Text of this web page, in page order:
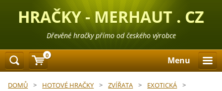
HRAČKY - MERHAUT . CZ
Dřevěné hračky přímo od českého výrobce
Menu
DOMŮ > HOTOVÉ HRAČKY > ZVÍŘATA > EXOTICKÁ
>
0